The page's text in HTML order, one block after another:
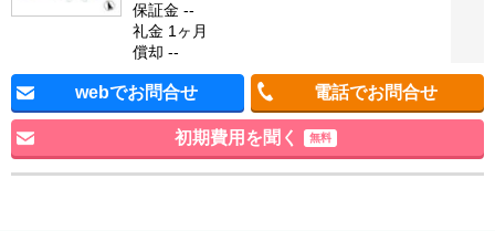
保証金 --
礼金 1ヶ月
償却 --
webでお問合せ 電話でお問合せ
初期費用を聞く 無料